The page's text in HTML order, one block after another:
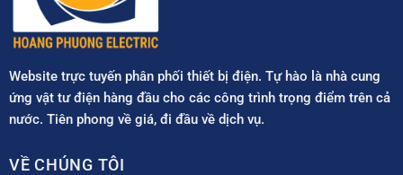
Website trực tuyến phân phối thiết bị điện. Tự hào là nhà cung
ứng vật tư điện hàng đầu cho các công trình trọng điểm trên cả
nước. Tiên phong về giá, đi đầu về dịch vụ.
VỀ CHÚNG TÔI